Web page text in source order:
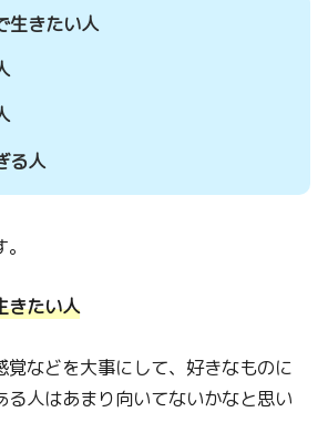
生きたい人
る人
きたい人
などを大事にして、好きなものに
る人はあまり向いてないかなと思い